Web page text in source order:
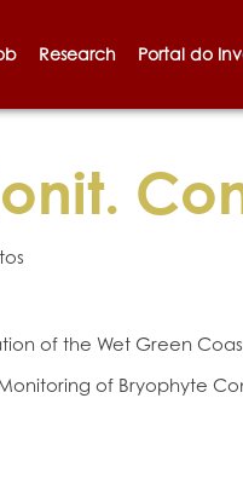
Research Portal do
of the Wet Green
of Bryophyte